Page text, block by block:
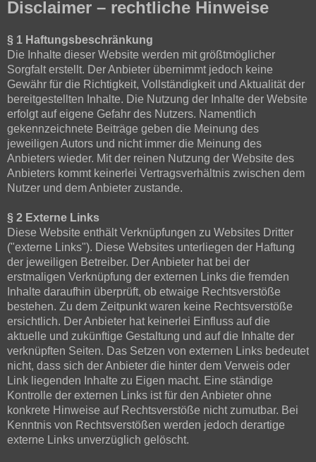
Disclaimer – rechtliche Hinweise
§ 1 Haftungsbeschränkung
Die Inhalte dieser Website werden mit größtmöglicher
Sorgfalt erstellt. Der Anbieter übernimmt jedoch keine
Gewähr für die Richtigkeit, Vollständigkeit und Aktualität der
bereitgestellten Inhalte. Die Nutzung der Inhalte der Website
erfolgt auf eigene Gefahr des Nutzers. Namentlich
gekennzeichnete Beiträge geben die Meinung des
jeweiligen Autors und nicht immer die Meinung des
Anbieters wieder. Mit der reinen Nutzung der Website des
Anbieters kommt keinerlei Vertragsverhältnis zwischen dem
Nutzer und dem Anbieter zustande.
§ 2 Externe Links
Diese Website enthält Verknüpfungen zu Websites Dritter
("externe Links"). Diese Websites unterliegen der Haftung
der jeweiligen Betreiber. Der Anbieter hat bei der
erstmaligen Verknüpfung der externen Links die fremden
Inhalte daraufhin überprüft, ob etwaige Rechtsverstöße
bestehen. Zu dem Zeitpunkt waren keine Rechtsverstöße
ersichtlich. Der Anbieter hat keinerlei Einfluss auf die
aktuelle und zukünftige Gestaltung und auf die Inhalte der
verknüpften Seiten. Das Setzen von externen Links bedeutet
nicht, dass sich der Anbieter die hinter dem Verweis oder
Link liegenden Inhalte zu Eigen macht. Eine ständige
Kontrolle der externen Links ist für den Anbieter ohne
konkrete Hinweise auf Rechtsverstöße nicht zumutbar. Bei
Kenntnis von Rechtsverstößen werden jedoch derartige
externe Links unverzüglich gelöscht.